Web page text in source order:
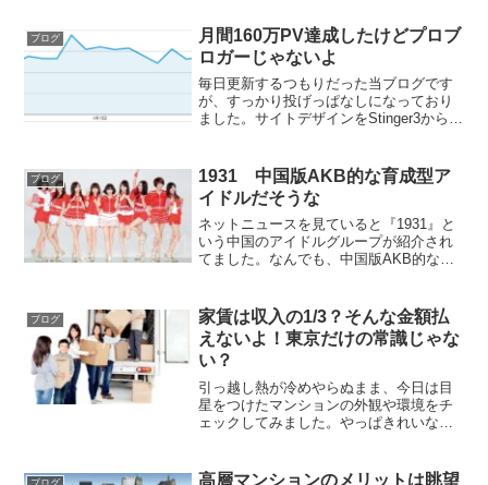
ゃ？』と思ったので調べてみました。字
面だけを見るとブログのライ...
ブログ
月間160万PV達成したけどプロブ
ロガーじゃないよ
毎日更新するつもりだった当ブログです
が、すっかり投げっぱなしになっており
ました。サイトデザインをStinger3から別
新が滞っていたのは実は他のブログの更
新が忙しかった...
ブログ
1931 中国版AKB的な育成型ア
イドルだそうな
ネットニュースを見ていると『1931』と
いう中国のアイドルグループが紹介され
てました。なんでも、中国版AKB的な育
いため、気になって調べてみました。正
式名称は『1931...
ブログ
家賃は収入の1/3？そんな金額払
えないよ！東京だけの常識じゃな
い？
引っ越し熱が冷めやらぬまま、今日は目
星をつけたマンションの外観や環境をチ
ェックしてみました。やっぱきれいなん
裏手でないと却下になりそうです。その
ブログ
高層マンションのメリットは眺望